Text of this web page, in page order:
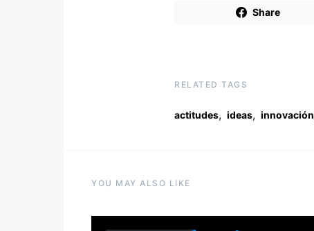
Share
RELATED TAGS
actitudes, ideas, innovación
YOU MAY ALSO LIKE